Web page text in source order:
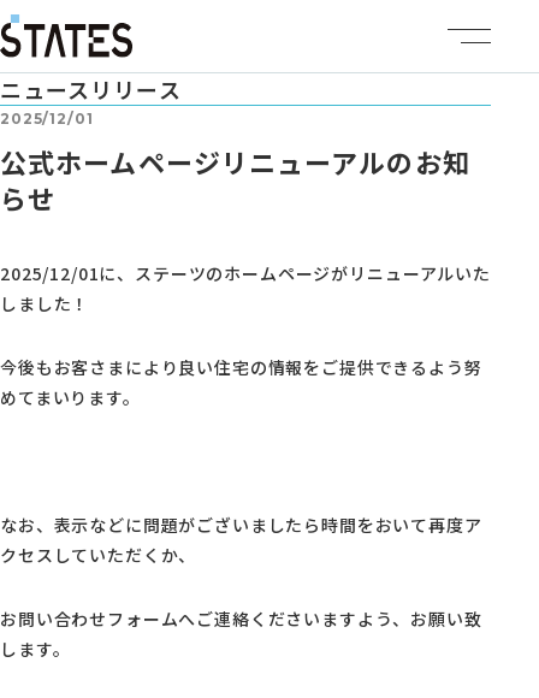
ステーツについて
商品ラインナップ
建売・土地情報
モデルハウス・支店
家づくりコラム
ニュースリリース
2025/12/01
公式ホームページリニューアルのお知
らせ
2025/12/01に、ステーツのホームページがリニューアルいた
しました！
今後もお客さまにより良い住宅の情報をご提供できるよう努
めてまいります。
なお、表示などに問題がございましたら時間をおいて再度ア
クセスしていただくか、
お問い合わせフォームへご連絡くださいますよう、お願い致
します。